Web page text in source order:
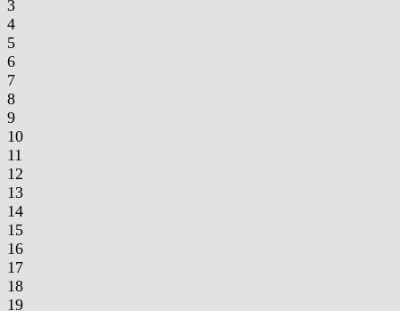
3
4
5
6
7
8
9
10
11
12
13
14
15
16
17
18
19